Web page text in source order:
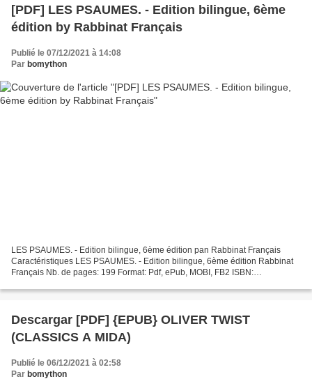
[PDF] LES PSAUMES. - Edition bilingue, 6ème
édition by Rabbinat Français
Publié le 07/12/2021 à 14:08
Par bomython
LES PSAUMES. - Edition bilingue, 6ème édition pan Rabbinat Français
Caractéristiques LES PSAUMES. - Edition bilingue, 6ème édition Rabbinat
Français Nb. de pages: 199 Format: Pdf, ePub, MOBI, FB2 ISBN:
Descargar [PDF] {EPUB} OLIVER TWIST
(CLASSICS A MIDA)
Publié le 06/12/2021 à 02:58
Par bomython